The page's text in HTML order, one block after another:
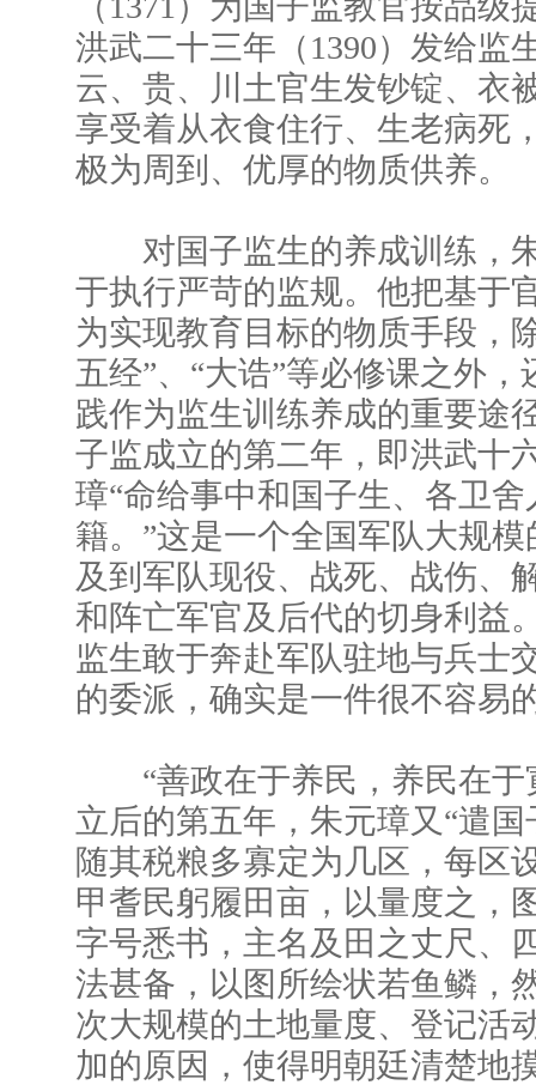
洪武二十三年（1390）发给监
云、贵、川土官生发钞锭、衣
享受着从衣食住行、生老病死
极为周到、优厚的物质供养。
对国子监生的养成训练，
于执行严苛的监规。他把基于
为实现教育目标的物质手段，
五经”、“大诰”等必修课之外
践作为监生训练养成的重要途
子监成立的第二年，即洪武十
璋“命给事中和国子生、各卫
籍。”这是一个全国军队大规
及到军队现役、战死、战伤、
和阵亡军官及后代的切身利益
监生敢于奔赴军队驻地与兵士
的委派，确实是一件很不容易
“善政在于养民，养民在于
立后的第五年，朱元璋又“遣
随其税粮多寡定为几区，每区
甲耆民躬履田亩，以量度之，
字号悉书，主名及田之丈尺、
法甚备，以图所绘状若鱼鳞，
次大规模的土地量度、登记活
加的原因，使得明朝廷清楚地